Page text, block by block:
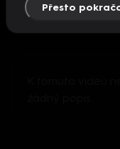
Přesto